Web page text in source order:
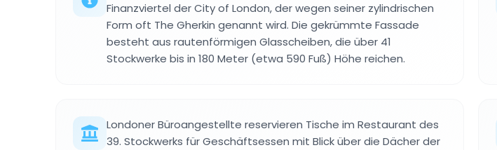
Finanzviertel der City of London, der wegen seiner zylindrischen
Form oft The Gherkin genannt wird. Die gekrümmte Fassade
besteht aus rautenförmigen Glasscheiben, die über 41
Stockwerke bis in 180 Meter (etwa 590 Fuß) Höhe reichen.
Londoner Büroangestellte reservieren Tische im Restaurant des
39. Stockwerks für Geschäftsessen mit Blick über die Dächer der